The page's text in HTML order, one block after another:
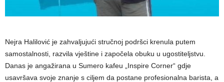
Nejra Halilović je zahvaljujući stručnoj podršci krenula putem
samostalnosti, razvila vještine i započela obuku u ugostiteljstvu.
Danas je angažirana u Sumero kafeu „Inspire Corner“ gdje
usavršava svoje znanje s ciljem da postane profesionalna barista, a